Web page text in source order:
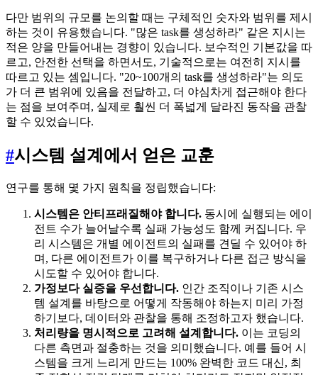
다만 범위의 규모를 논의할 때는 구체적인 숫자와 범위를 제시
하는 것이 유용했습니다. "많은 task를 생성하라" 같은 지시는
적은 양을 만들어내는 경향이 있습니다. 보수적인 기본값을 따
르고, 안전한 선택을 하면서도, 기술적으로는 여전히 지시를
따르고 있는 셈입니다. "20~100개의 task를 생성하라"는 의도
가 더 큰 범위에 있음을 전달하고, 더 야심차게 접근해야 한다
는 점을 보여주며, 실제로 훨씬 더 폭넓게 달라진 동작을 관찰
할 수 있었습니다.
#시스템 설계에서 얻은 교훈
연구를 통해 몇 가지 원칙을 정립했습니다:
시스템은 안티프래질해야 합니다. 동시에 실행되는 에이
전트 수가 늘어날수록 실패 가능성도 함께 커집니다. 우
리 시스템은 개별 에이전트의 실패를 견딜 수 있어야 하
며, 다른 에이전트가 이를 복구하거나 다른 접근 방식을
시도할 수 있어야 합니다.
가정보다 실증을 우선합니다. 인간 조직이나 기존 시스
템 설계를 바탕으로 어떻게 작동해야 하는지 미리 가정
하기보다, 데이터와 관찰을 통해 조정하고자 했습니다.
처리량을 명시적으로 고려해 설계합니다. 이는 코딩의
다른 측면과 절충하는 것을 의미했습니다. 예를 들어 시
스템을 크게 느리게 만드는 100% 완벽한 코드 대신, 최